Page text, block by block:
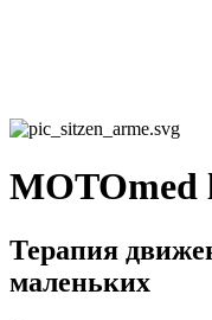
MOTOmed
Терапия
маленьких